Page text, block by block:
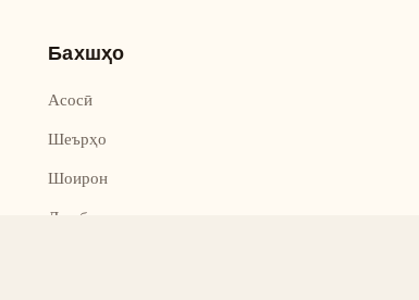
Бахшҳо
Асосӣ
Шеърҳо
Шоирон
Дар бораи лоиҳа